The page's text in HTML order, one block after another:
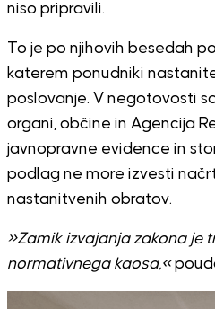
niso pripravili.
To je po njihovih besedah
katerem ponudniki
poslovanje. V negotovosti
organi, občine in Agencija
javnopravne evidence in
podlag ne more izvesti
nastanitvenih obratov.
»Zamik izvajanja zakona je
normativnega kaosa,«